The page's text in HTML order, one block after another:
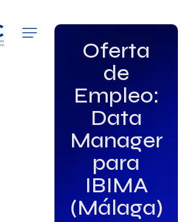
Oferta
de
Empleo:
Data
Manager
para
IBIMA
(Málaga)
SOMOS
DE INTERÉS